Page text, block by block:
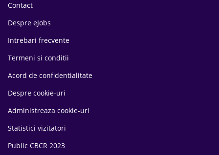
Contact
Despre eJobs
Intrebari frecvente
Termeni si conditii
Acord de confidentialitate
Despre cookie-uri
Administreaza cookie-uri
Statistici vizitatori
Public CBCR 2023